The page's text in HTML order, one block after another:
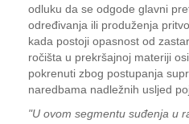
odluku da se odgode glavni
određivanja ili produženja
kada postoji opasnost od
ročišta u prekršajnoj materiji
pokrenuti zbog postupanja
naredbama nadležnih usljed
"U ovom segmentu suđenja u